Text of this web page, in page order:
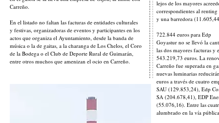
Carreño.
En el listado no faltan las facturas de entidades culturales
y festivas, organizadoras de eventos y participantes en los
actos que organiza el Ayuntamiento, desde la banda de
música o la de gaitas, a la charanga de Los Chelos, el Coro
de la Bodega o el Club de Deporte Rural de Guimarán,
entre otros muchos que amenizan el ocio en Carreño.
lejos de los mayores
correspondientes al
y una barredora
722.844 euros para Edp
Goyastur no se llevó la
las dos mayores facturas y
543.219,73 euros. La
Carreño fue superada en
nuevas luminarias
euros a través de cuatro
SAU (129.853,24), Edp
SA (204.678,41), EDP
(55.076,16). Entre las
alumbrado en la vía